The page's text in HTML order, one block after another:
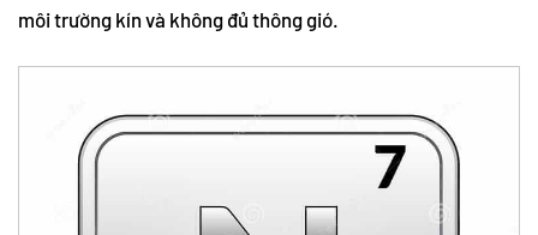
môi trường kín và không đủ thông gió.